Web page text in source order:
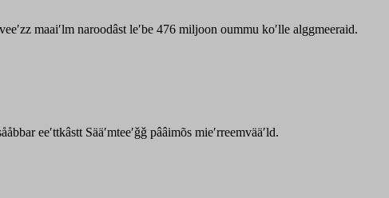
maaiʹlm naroodâst leʹbe 476 miljoon oummu koʹlle alggmeeraid.
eeʹttkâstt Sääʹmteeʹǧǧ pââimõs mieʹrreemvääʹld.